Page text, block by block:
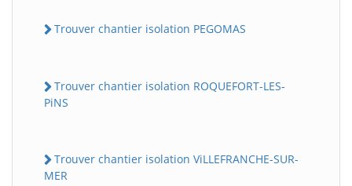
Trouver chantier isolation PEGOMAS
Trouver chantier isolation ROQUEFORT-LES-
PiNS
Trouver chantier isolation ViLLEFRANCHE-SUR-
MER